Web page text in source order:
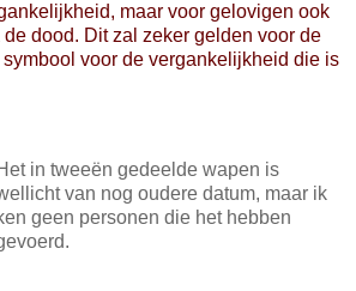
maar voor gelovigen ook
dood. Dit zal zeker gelden voor de
symbool voor de vergankelijkheid die is
in tweeën gedeelde wapen is
van nog oudere datum, maar ik
geen personen die het hebben